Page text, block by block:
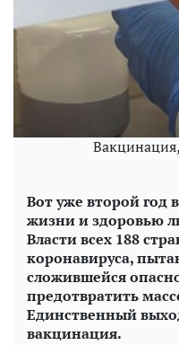
Вот уже второй год
жизни и здоровью
Власти всех 188
коронавируса,
сложившейся
предотвратить
Единственный
вакцинация.